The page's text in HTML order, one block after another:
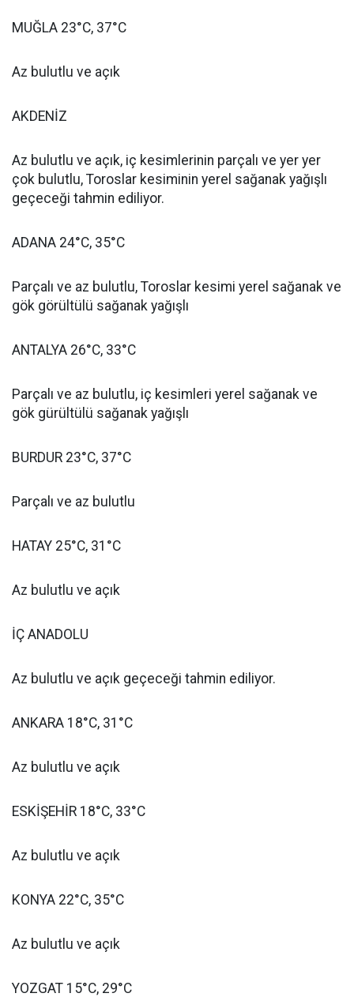
MUĞLA 23°C, 37°C
Az bulutlu ve açık
AKDENİZ
Az bulutlu ve açık, iç kesimlerinin parçalı ve yer yer
çok bulutlu, Toroslar kesiminin yerel sağanak yağışlı
geçeceği tahmin ediliyor.
ADANA 24°C, 35°C
Parçalı ve az bulutlu, Toroslar kesimi yerel sağanak ve
gök görültülü sağanak yağışlı
ANTALYA 26°C, 33°C
Parçalı ve az bulutlu, iç kesimleri yerel sağanak ve
gök gürültülü sağanak yağışlı
BURDUR 23°C, 37°C
Parçalı ve az bulutlu
HATAY 25°C, 31°C
Az bulutlu ve açık
İÇ ANADOLU
Az bulutlu ve açık geçeceği tahmin ediliyor.
ANKARA 18°C, 31°C
Az bulutlu ve açık
ESKİŞEHİR 18°C, 33°C
Az bulutlu ve açık
KONYA 22°C, 35°C
Az bulutlu ve açık
YOZGAT 15°C, 29°C